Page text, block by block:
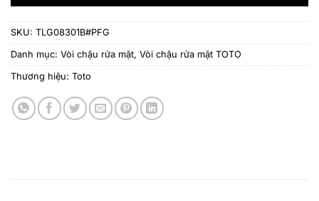
SKU: TLG08301B#PFG
Danh mục: Vòi chậu rửa mặt, Vòi chậu rửa mặt TOTO
Thương hiệu: Toto